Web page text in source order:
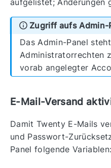
Zugriff aufs Admin-
Das Admin-Panel
Administratorrechten
vorab angelegter
E-Mail-Versand
Damit Twenty E-Mails
und Passwort-
Panel folgende Variablen: